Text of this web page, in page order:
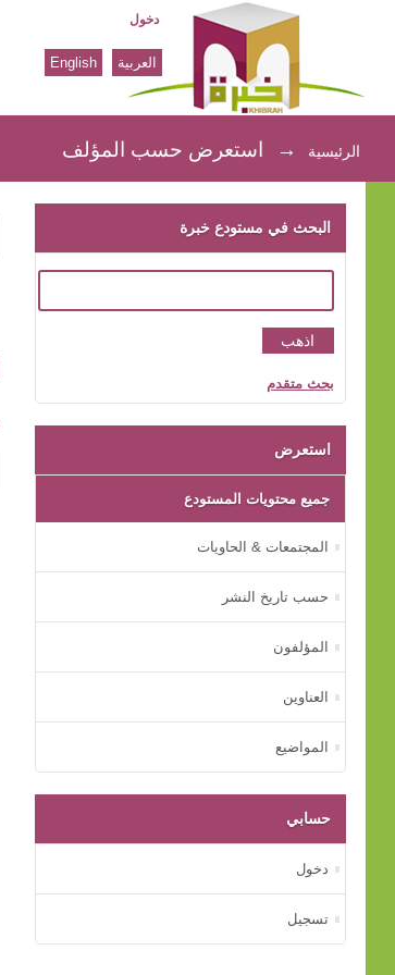
استعرض حسب المؤلف
دخول
العربية English
الرئيسية → استعرض حسب المؤلف
البحث في مستودع خبرة
بحث متقدم
استعرض
جميع محتويات المستودع
المجتمعات & الحاويات
حسب تاريخ النشر
المؤلفون
العناوين
المواضيع
حسابي
دخول
تسجيل